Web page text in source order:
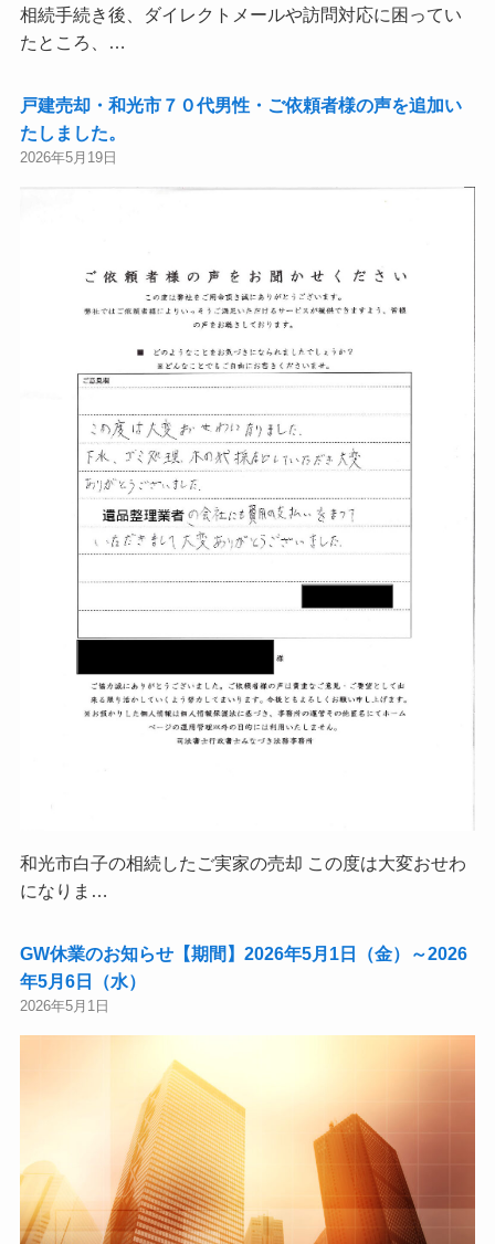
相続手続き後、ダイレクトメールや訪問対応に困ってい
たところ、…
戸建売却・和光市７０代男性・ご依頼者様の声を追加い
たしました。
2026年5月19日
和光市白子の相続したご実家の売却 この度は大変おせわ
になりま…
GW休業のお知らせ【期間】2026年5月1日（金）～2026
年5月6日（水）
2026年5月1日